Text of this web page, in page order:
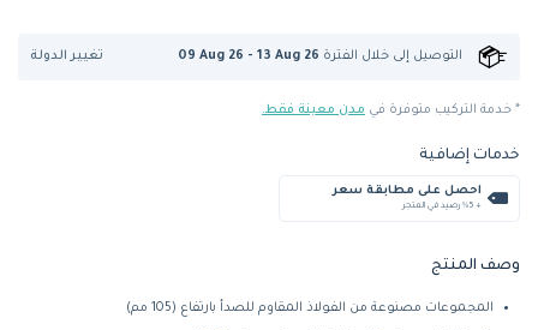
التوصيل إلى خلال الفترة 09 Aug 26 - 13 Aug 26 تغيير الدولة
* خدمة التركيب متوفرة في مدن معينة فقط.
خدمات إضافية
احصل على مطابقة سعر
+ %5 رصيد في المتجر
وصف المنتج
المجموعات مصنوعة من الفولاذ المقاوم للصدأ بارتفاع (105 مم)